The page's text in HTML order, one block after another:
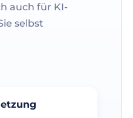
auch für KI-
selbst